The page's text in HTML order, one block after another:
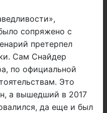
сопряжено с
претерпел
Сам Снайдер
по официальной
Это
а вышедший в 2017
да еще и был